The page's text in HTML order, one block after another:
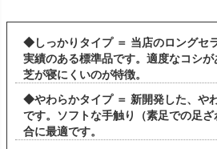
◆しっかりタイプ ＝ 当店のロングセ
実績のある標準品です。適度なコシ
芝が寝にくいのが特徴。
◆やわらかタイプ ＝ 新開発した、や
です。ソフトな手触り（素足での足
合に最適です。